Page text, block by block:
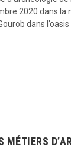
2020 dans
dans
MÉTIERS